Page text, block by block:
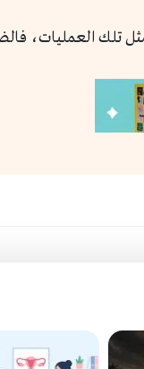
تلك العمليات،